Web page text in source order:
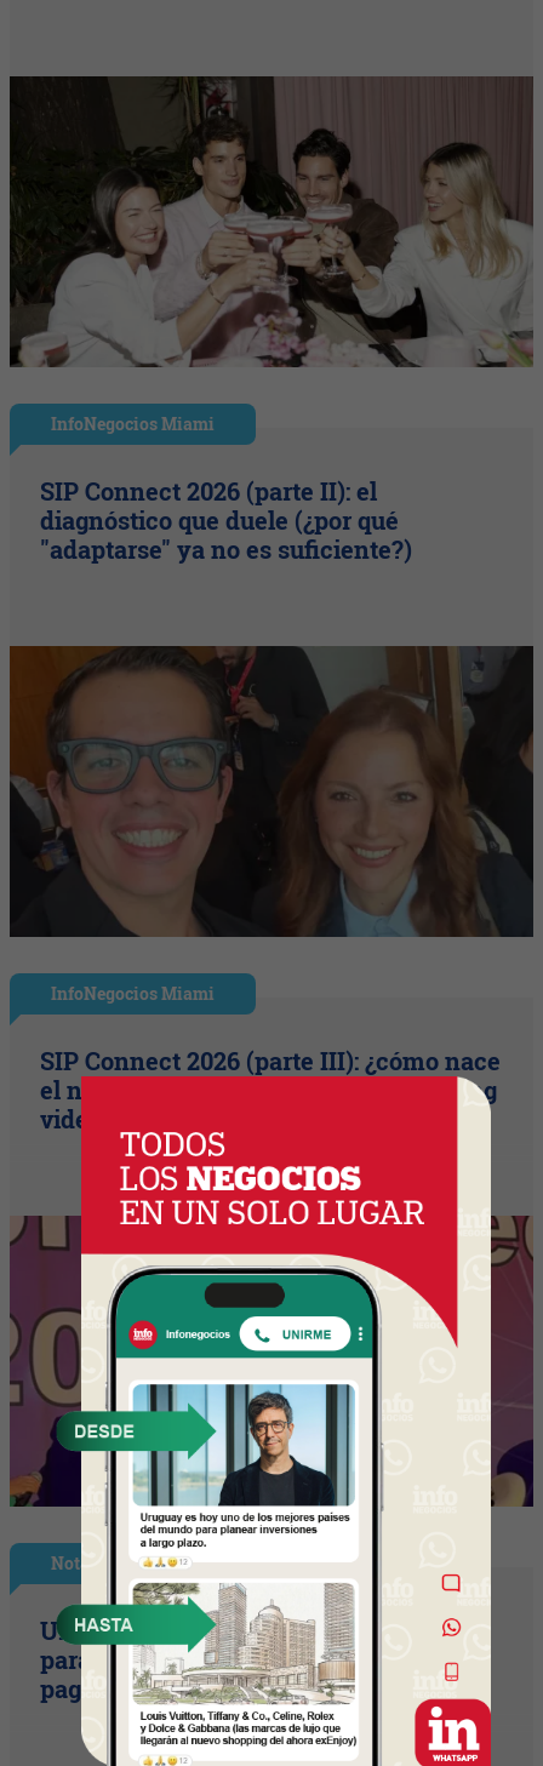
InfoNegocios Miami
SIP Connect 2026 (parte II): el
diagnóstico que duele (¿por qué
"adaptarse" ya no es suficiente?)
InfoNegocios Miami
SIP Connect 2026 (parte III): ¿cómo nace
el nuevo estándar de producción? (Long
video + Tik Tok + multi cross + eventos)
Nota Principal
Uruguay empieza a discutir las reglas
para una movilidad autónoma (¿Quién
paga si el auto sin conductor choca?)